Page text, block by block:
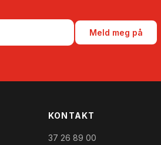
Meld meg på
KONTAKT
37 26 89 00